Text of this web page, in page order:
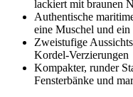
lackiert mit braunen
Authentische
eine Muschel und
Zweistufige
Kordel-Verzierungen
Kompakter, runder
Fensterbänke und